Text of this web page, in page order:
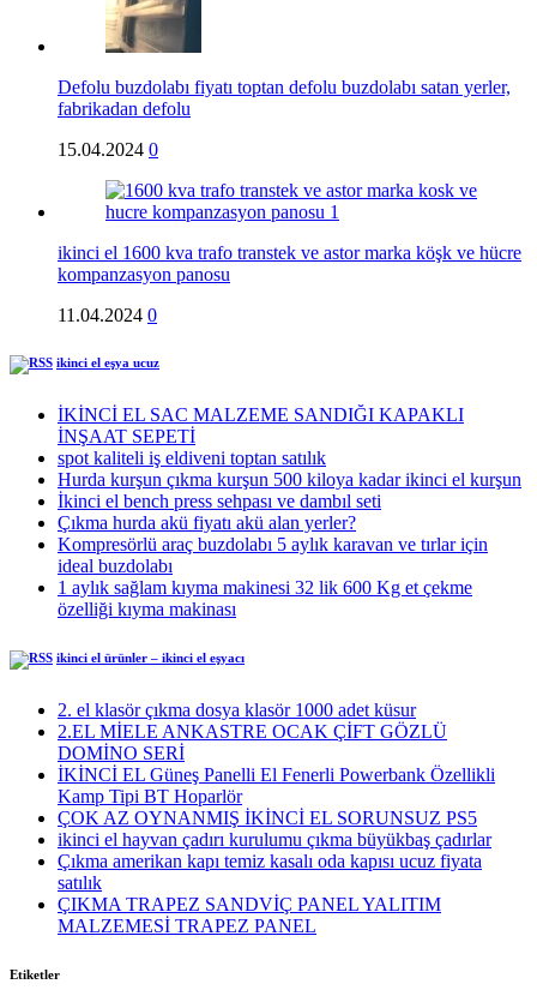
Defolu buzdolabı fiyatı toptan defolu buzdolabı satan yerler,
fabrikadan defolu
15.04.2024 0
ikinci el 1600 kva trafo transtek ve astor marka köşk ve hücre
kompanzasyon panosu
11.04.2024 0
ikinci el eşya ucuz
İKİNCİ EL SAC MALZEME SANDIĞI KAPAKLI
İNŞAAT SEPETİ
spot kaliteli iş eldiveni toptan satılık
Hurda kurşun çıkma kurşun 500 kiloya kadar ikinci el kurşun
İkinci el bench press sehpası ve dambıl seti
Çıkma hurda akü fiyatı akü alan yerler?
Kompresörlü araç buzdolabı 5 aylık karavan ve tırlar için
ideal buzdolabı
1 aylık sağlam kıyma makinesi 32 lik 600 Kg et çekme
özelliği kıyma makinası
ikinci el ürünler – ikinci el eşyacı
2. el klasör çıkma dosya klasör 1000 adet küsur
2.EL MİELE ANKASTRE OCAK ÇİFT GÖZLÜ
DOMİNO SERİ
İKİNCİ EL Güneş Panelli El Fenerli Powerbank Özellikli
Kamp Tipi BT Hoparlör
ÇOK AZ OYNANMIŞ İKİNCİ EL SORUNSUZ PS5
ikinci el hayvan çadırı kurulumu çıkma büyükbaş çadırlar
Çıkma amerikan kapı temiz kasalı oda kapısı ucuz fiyata
satılık
ÇIKMA TRAPEZ SANDVİÇ PANEL YALITIM
MALZEMESİ TRAPEZ PANEL
Etiketler